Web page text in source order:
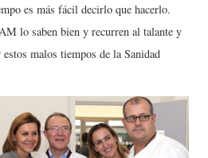
es más fácil decirlo que hacerlo.
lo saben bien y recurren al talante y
malos tiempos de la Sanidad